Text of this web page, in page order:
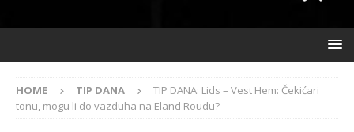
HOME TIP DANA
TIP DANA: Lids – Vest Hem: Čekićari
tonu, mogu li do vazduha na Eland Roudu?